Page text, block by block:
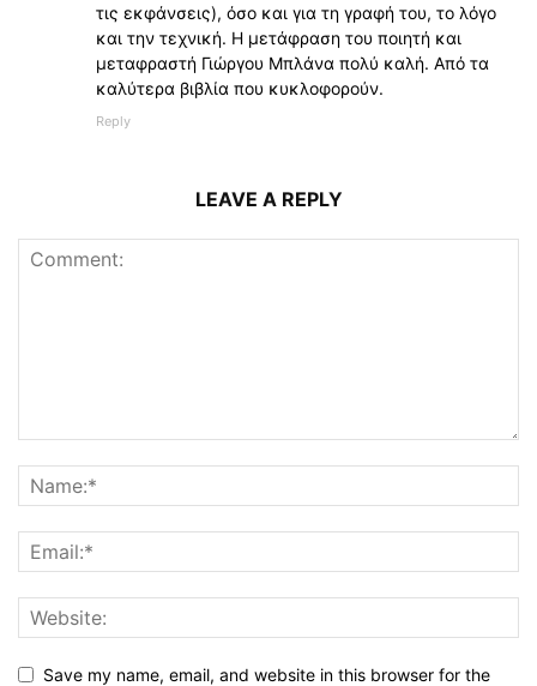
τις εκφάνσεις), όσο και για τη γραφή του, το λόγο
και την τεχνική. Η μετάφραση του ποιητή και
μεταφραστή Γιώργου Μπλάνα πολύ καλή. Από τα
καλύτερα βιβλία που κυκλοφορούν.
Reply
LEAVE A REPLY
Save my name, email, and website in this browser for the